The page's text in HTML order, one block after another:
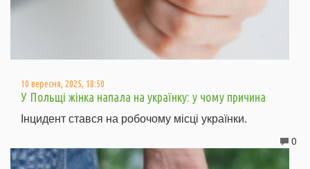
10 вересня, 2025, 18:50
У Польщі жінка напала на українку: у чому причина
Інцидент стався на робочому місці українки.
0